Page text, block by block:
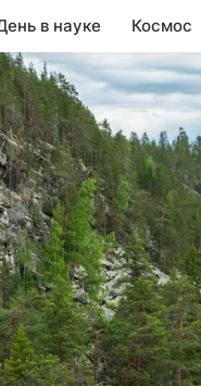
в науке Космос